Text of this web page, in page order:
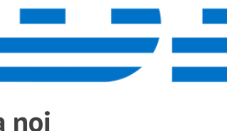
noi